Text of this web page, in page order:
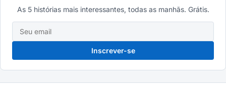
As 5 histórias mais interessantes, todas as manhãs. Grátis.
Inscrever-se